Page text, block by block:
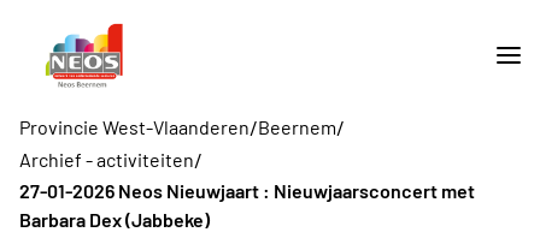
Provincie West-Vlaanderen/Beernem/
Archief - activiteiten/
27-01-2026 Neos Nieuwjaart : Nieuwjaarsconcert met
Barbara Dex (Jabbeke)